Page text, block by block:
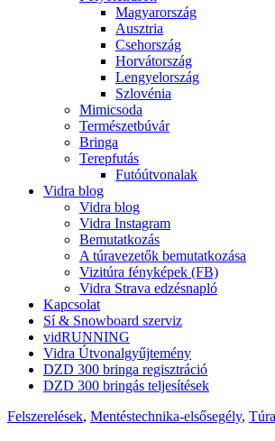
Magyarország
Ausztria
Csehország
Horvátország
Lengyelország
Szlovénia
Mimicsoda
Természetbúvár
Bringa
Terepfutás
Futóútvonalak
Vidra blog
Vidra blog
Vidra Instagram
Bemutatkozás
A túravezetők bemutatkozása
Vizitúra fényképek (FB)
Vidra Strava edzésnapló
Kapcsolat
Sí & Snowboard szerviz
vidRUNNING
Vidra Útvonalgyűjtemény
DZD 300 bringa regisztráció
DZD 300 bringás teljesítések
Felszerelések, Mentéstechnika-elsősegély,